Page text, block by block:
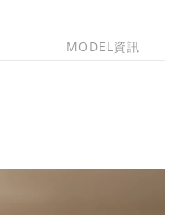
MODEL資訊